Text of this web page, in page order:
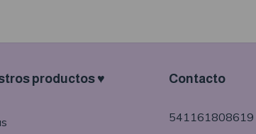
productos ♥ Contacto
541161808619